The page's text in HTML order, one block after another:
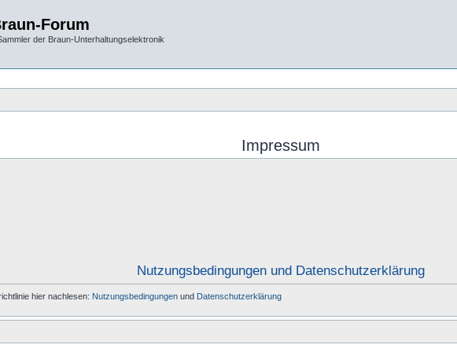
Forum
der Braun-Unterhaltungselektronik
Impressum
Nutzungsbedingungen und Datenschutzerklärung
hier nachlesen: Nutzungsbedingungen und Datenschutzerklärung